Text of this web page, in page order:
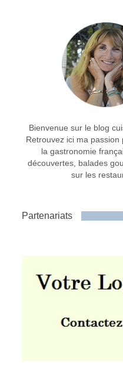
Bienvenue sur le blog
Retrouvez ici ma passion
la gastronomie
découvertes, balades
sur les
Partenariats